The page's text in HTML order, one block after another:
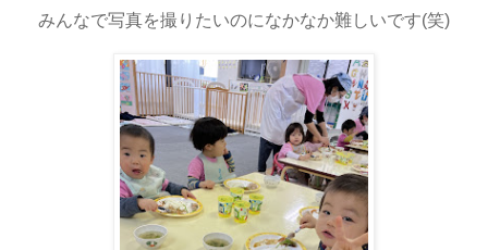
みんなで写真を撮りたいのになかなか難しいです(笑)